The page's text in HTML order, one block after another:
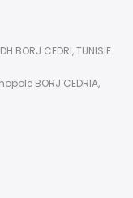
BORJ CEDRI, TUNISIE
BORJ CEDRIA,